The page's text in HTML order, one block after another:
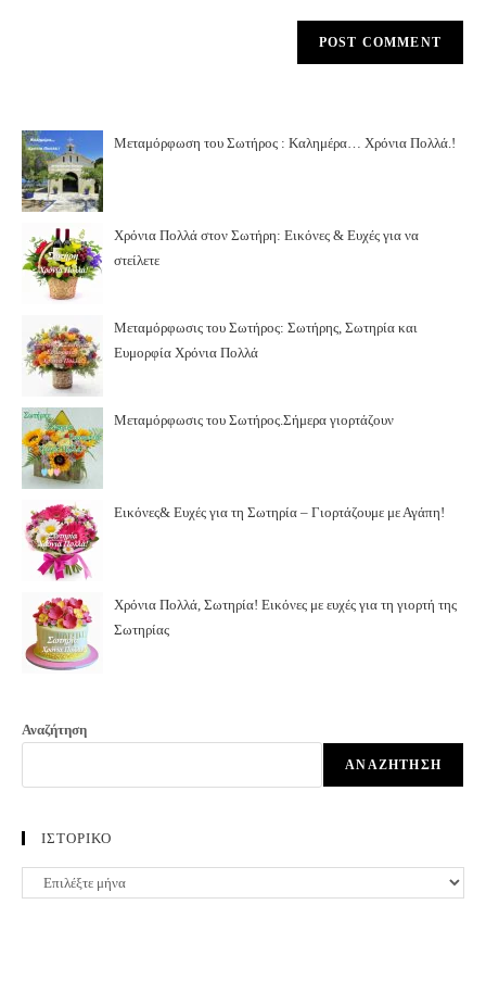
Μεταμόρφωση του Σωτήρος : Καλημέρα… Χρόνια Πολλά.!
Χρόνια Πολλά στον Σωτήρη: Εικόνες & Ευχές για να
στείλετε
Μεταμόρφωσις του Σωτήρος: Σωτήρης, Σωτηρία και
Ευμορφία Χρόνια Πολλά
Μεταμόρφωσις του Σωτήρος.Σήμερα γιορτάζουν
Εικόνες& Ευχές για τη Σωτηρία – Γιορτάζουμε με Αγάπη!
Χρόνια Πολλά, Σωτηρία! Εικόνες με ευχές για τη γιορτή της
Σωτηρίας
Αναζήτηση
ΑΝΑΖΉΤΗΣΗ
ΙΣΤΟΡΙΚΟ
ΙΣΤΟΡΙΚΟ